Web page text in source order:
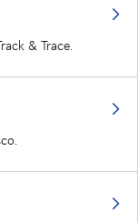
& Trace.